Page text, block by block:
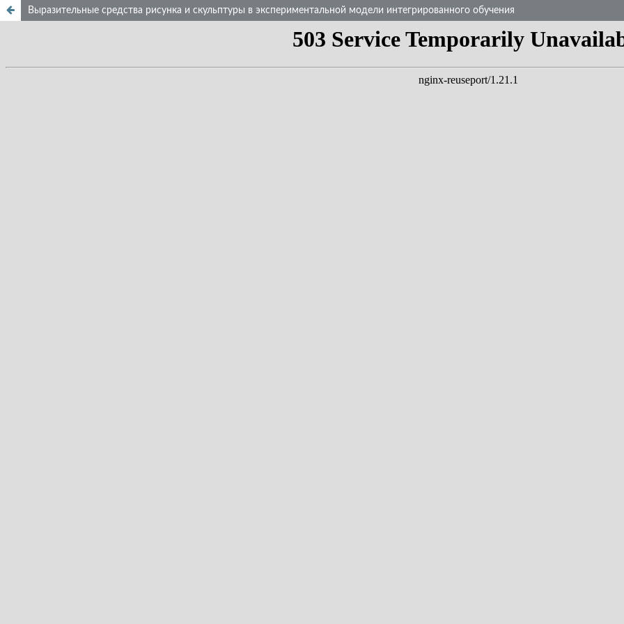
Выразительные средства рисунка и скульптуры в экспериментальной модели интегрированного обучения